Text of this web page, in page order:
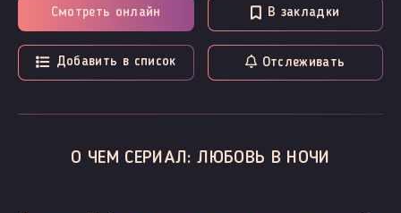
Смотреть онлайн В закладки
Добавить в список Отслеживать
О ЧЕМ СЕРИАЛ: ЛЮБОВЬ В НОЧИ